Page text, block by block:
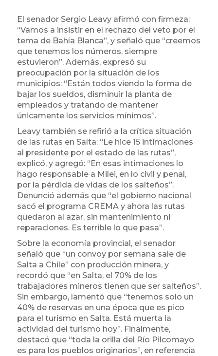
El senador Sergio Leavy afirmó con firmeza:
“Vamos a insistir en el rechazo del veto por el
tema de Bahía Blanca”, y señaló que “creemos
que tenemos los números, siempre
estuvieron”. Además, expresó su
preocupación por la situación de los
municipios: “Están todos viendo la forma de
bajar los sueldos, disminuir la planta de
empleados y tratando de mantener
únicamente los servicios mínimos”.
Leavy también se refirió a la crítica situación
de las rutas en Salta: “Le hice 15 intimaciones
al presidente por el estado de las rutas”,
explicó, y agregó: “En esas intimaciones lo
hago responsable a Milei, en lo civil y penal,
por la pérdida de vidas de los salteños”.
Denunció además que “el gobierno nacional
sacó el programa CREMA y ahora las rutas
quedaron al azar, sin mantenimiento ni
reparaciones. Es terrible lo que pasa”.
Sobre la economía provincial, el senador
señaló que “un convoy por semana sale de
Salta a Chile” con producción minera, y
recordó que “en Salta, el 70% de los
trabajadores mineros tienen que ser salteños”.
Sin embargo, lamentó que “tenemos solo un
40% de reservas en una época que es pico
para el turismo en Salta. Está muerta la
actividad del turismo hoy”. Finalmente,
destacó que “toda la orilla del Río Pilcomayo
es para los pueblos originarios”, en referencia